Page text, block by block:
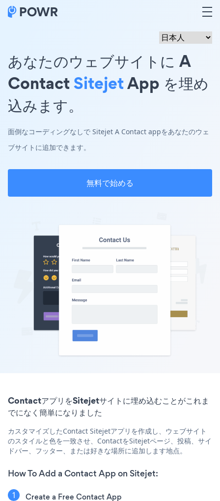
あなたのウェブサイトに A
ContactSitejetApp を埋め
込みます。
面倒なコーディングなしで Sitejet A Contact appをあなたのウェ
ブサイトに追加できます。
無料で始める
ContactアプリをSitejetサイトに埋め込むことがこれま
でになく簡単になりました
カスタマイズしたContact Sitejetアプリを作成し、ウェブサイト
のスタイルと色を一致させ、ContactをSitejetページ、投稿、サイ
ドバー、フッター、または好きな場所に追加します地点。
How To Add a Contact App on Sitejet:
Create a Free Contact App